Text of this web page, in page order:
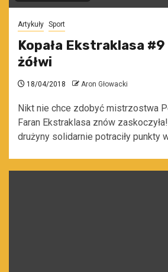
Artykuły Sport
Kopała Ekstraklasa #9
żółwi
18/04/2018 Aron Głowacki
Nikt nie chce zdobyć mistrzostwa
Faran Ekstraklasa znów
drużyny solidarnie potraciły punkty